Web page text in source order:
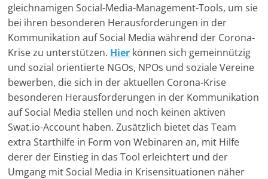
gleichnamigen Social-Media-Management-Tools, um sie
bei ihren besonderen Herausforderungen in der
Kommunikation auf Social Media während der Corona-
Krise zu unterstützen. Hier können sich gemeinnützig
und sozial orientierte NGOs, NPOs und soziale Vereine
bewerben, die sich in der aktuellen Corona-Krise
besonderen Herausforderungen in der Kommunikation
auf Social Media stellen und noch keinen aktiven
Swat.io-Account haben. Zusätzlich bietet das Team
extra Starthilfe in Form von Webinaren an, mit Hilfe
derer der Einstieg in das Tool erleichtert und der
Umgang mit Social Media in Krisensituationen näher